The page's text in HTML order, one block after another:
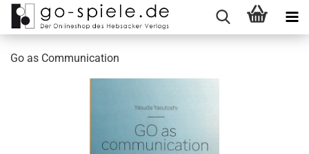
Go as Communication